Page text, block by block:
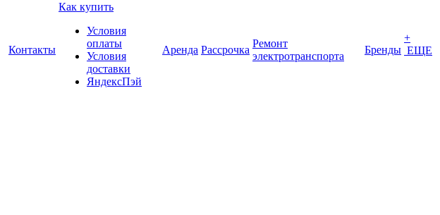
Контакты
Как купить
Условия
оплаты
Условия
доставки
ЯндексПэй
Аренда Рассрочка
Ремонт
электротранспорта
Бренды
+
ЕЩЕ